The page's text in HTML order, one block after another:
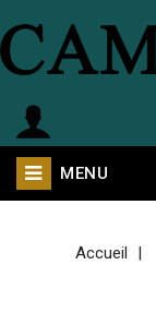
MENU
Accueil